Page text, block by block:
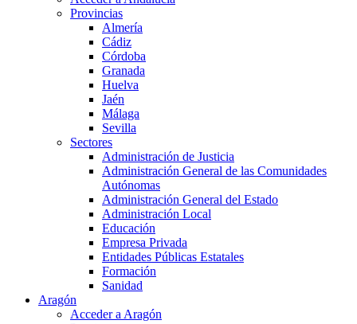
Provincias
Almería
Cádiz
Córdoba
Granada
Huelva
Jaén
Málaga
Sevilla
Sectores
Administración de Justicia
Administración General de las Comunidades
Autónomas
Administración General del Estado
Administración Local
Educación
Empresa Privada
Entidades Públicas Estatales
Formación
Sanidad
Aragón
Acceder a Aragón